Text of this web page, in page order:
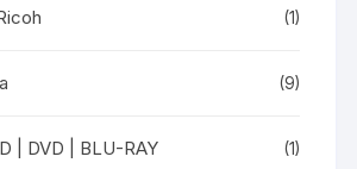
(1)
(9)
| DVD | BLU-RAY (1)